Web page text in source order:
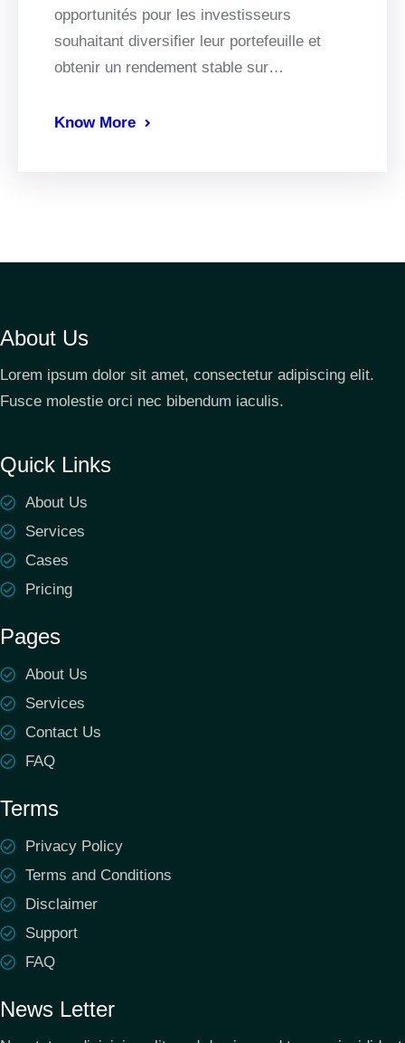
opportunités pour les investisseurs
souhaitant diversifier leur portefeuille et
obtenir un rendement stable sur…
Know More
About Us
Lorem ipsum dolor sit amet, consectetur adipiscing elit.
Fusce molestie orci nec bibendum iaculis.
Quick Links
About Us
Services
Cases
Pricing
Pages
About Us
Services
Contact Us
FAQ
Terms
Privacy Policy
Terms and Conditions
Disclaimer
Support
FAQ
News Letter